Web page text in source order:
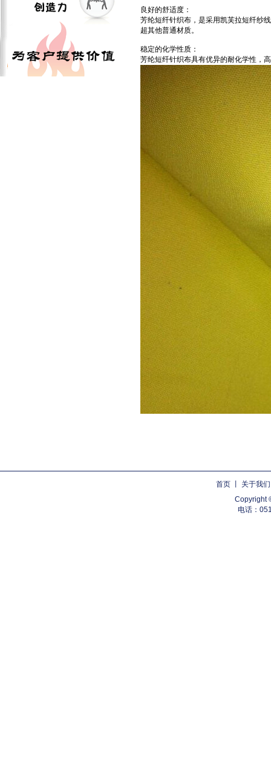
良好的舒适度：
芳纶短纤针织布，是采用凯芙拉短纤纱
超其他普通材质。
稳定的化学性质：
芳纶短纤针织布具有优异的耐化学性，
首页 关于我们
Copyright
电话：